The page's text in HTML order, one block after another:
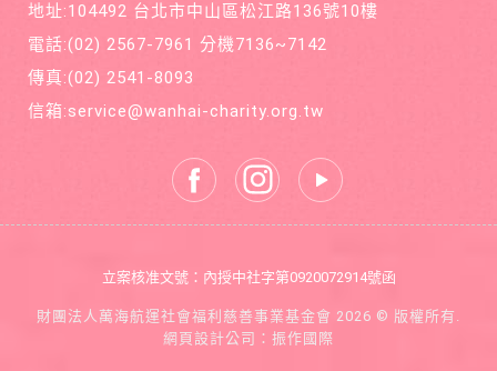
同打造
善循環
的美麗
地址:104492 台北市中山區松江路136號10樓
電話:(02) 2567-7961 分機7136~7142
傳真:(02) 2541-8093
信箱:service@wanhai-charity.org.tw
財團法人萬海航運社會福利慈善事業基金會 2026 © 版權所有.
網頁設計公司 ：振作國際
立案核准文號：內授中社字第0920072914號函